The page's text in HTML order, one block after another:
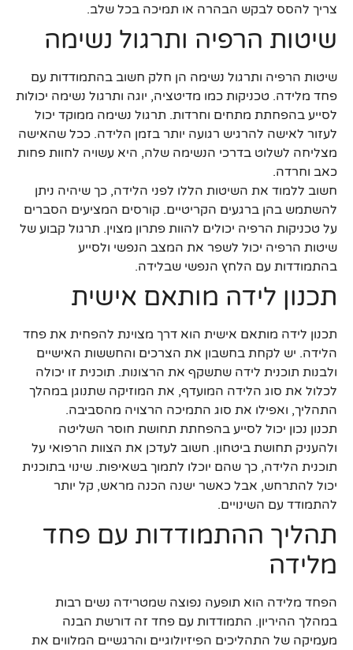
צריך להסס לבקש הבהרה או תמיכה בכל שלב.
שיטות הרפיה ותרגול נשימה
שיטות הרפיה ותרגול נשימה הן חלק חשוב בהתמודדות עם
פחד מלידה. טכניקות כמו מדיטציה, יוגה ותרגול נשימה יכולות
לסייע בהפחתת מתחים וחרדות. תרגול נשימה ממוקד יכול
לעזור לאישה להרגיש רגועה יותר בזמן הלידה. ככל שהאישה
מצליחה לשלוט בדרכי הנשימה שלה, היא עשויה לחוות פחות
כאב וחרדה.
חשוב ללמוד את השיטות הללו לפני הלידה, כך שיהיה ניתן
להשתמש בהן ברגעים הקריטיים. קורסים המציעים הסברים
על טכניקות הרפיה יכולים להוות פתרון מצוין. תרגול קבוע של
שיטות הרפיה יכול לשפר את המצב הנפשי ולסייע
בהתמודדות עם הלחץ הנפשי שבלידה.
תכנון לידה מותאם אישית
תכנון לידה מותאם אישית הוא דרך מצוינת להפחית את פחד
הלידה. יש לקחת בחשבון את הצרכים והחששות האישיים
ולבנות תוכנית לידה שתשקף את הרצונות. תוכנית זו יכולה
לכלול את סוג הלידה המועדף, את המוזיקה שתנוגן במהלך
התהליך, ואפילו את סוג התמיכה הרצויה מהסביבה.
תכנון נכון יכול לסייע בהפחתת תחושת חוסר השליטה
ולהעניק תחושת ביטחון. חשוב לעדכן את הצוות הרפואי על
תוכנית הלידה, כך שהם יוכלו לתמוך בשאיפות. שינוי בתוכנית
יכול להתרחש, אבל כאשר ישנה הכנה מראש, קל יותר
להתמודד עם השינויים.
תהליך ההתמודדות עם פחד
מלידה
הפחד מלידה הוא תופעה נפוצה שמטרידה נשים רבות
במהלך ההיריון. התמודדות עם פחד זה דורשת הבנה
מעמיקה של התהליכים הפיזיולוגיים והרגשיים המלווים את